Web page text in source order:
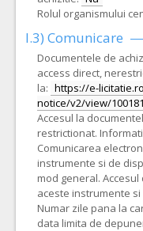
Rolul organismului
I.3) Comunicare
Documentele de
access direct,
la: https://e-
notice/v2/view/
Accesul la
restrictionat.
Comunicarea
instrumente si de
mod general.
aceste instrumente
Numar zile pana la
data limita de